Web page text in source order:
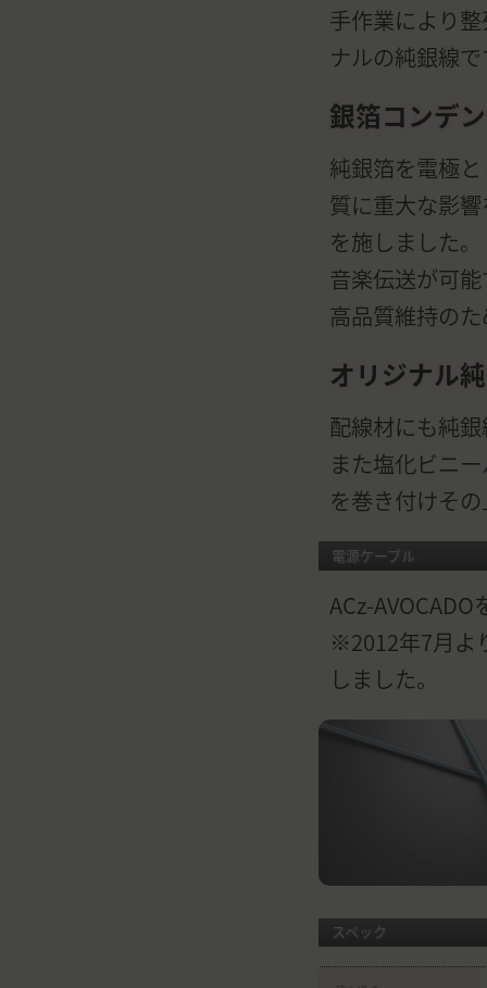
手作業により
ナルの純銀線で
銀箔コンデ
純銀箔を電極
質に重大な影
を施しました
音楽伝送が可能
高品質維持の
オリジナル
配線材にも純
また塩化ビニ
を巻き付けそ
電源ケーブル
ACz-
※2012年7月よ
しました。
スペック